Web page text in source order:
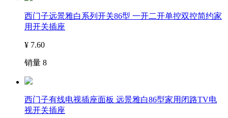
西门子远景雅白系列开关86型 一开二开单控双控简约家
用开关插座
¥ 7.60
销量 8
西门子有线电视插座面板 远景雅白86型家用闭路TV电
视开关插座